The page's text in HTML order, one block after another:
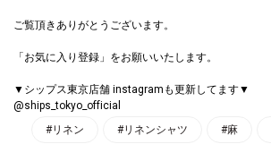
ご覧頂きありがとうございます。
「お気に入り登録」をお願いいたします。
▼シップス東京店舗 instagramも更新してます▼
@ships_tokyo_official
#リネン
#リネンシャツ #麻